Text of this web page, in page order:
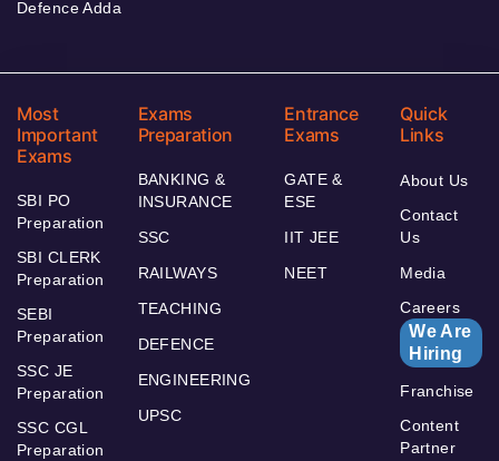
Defence Adda
Most
Important
Exams
SBI PO
Preparation
SBI CLERK
Preparation
SEBI
Preparation
SSC JE
Preparation
SSC CGL
Preparation
Exams
Preparation
BANKING &
INSURANCE
SSC
RAILWAYS
TEACHING
DEFENCE
ENGINEERING
UPSC
Entrance
Exams
GATE &
ESE
IIT JEE
NEET
Quick
Links
About Us
Contact
Us
Media
Careers
We Are
Hiring
Franchise
Content
Partner